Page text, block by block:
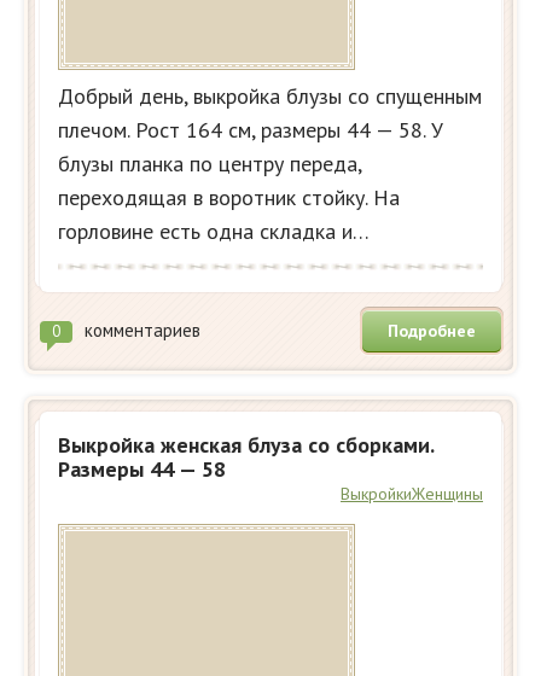
Добрый день, выкройка блузы со спущенным
плечом. Рост 164 см, размеры 44 — 58. У
блузы планка по центру переда,
переходящая в воротник стойку. На
горловине есть одна складка и…
0 комментариев Подробнее
Выкройка женская блуза со сборками.
Размеры 44 — 58
ВыкройкиЖенщины